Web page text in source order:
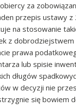
za
przepis ustawy
na stosowanie
z dobrodziejstwem
prawa
lub spisie
długów
w decyzji nie
się bowiem